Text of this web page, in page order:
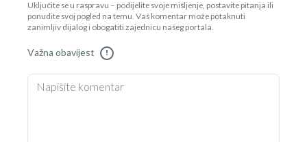
Uključite se u raspravu – podijelite svoje mišljenje, postavite pitanja ili
ponudite svoj pogled na temu. Vaš komentar može potaknuti
zanimljiv dijalog i obogatiti zajednicu našeg portala.
Važna obavijest !